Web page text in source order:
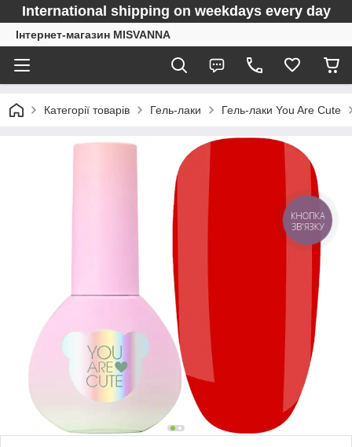
International shipping on weekdays every day
Інтернет-магазин MISVANNA
Категорії товарів Гель-лаки Гель-лаки You Are Cute
КНОПКА
ЗВ'ЯЗКУ